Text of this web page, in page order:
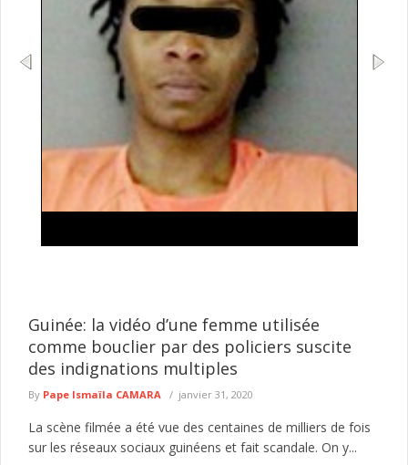
Guinée: la vidéo d’une femme utilisée
comme bouclier par des policiers suscite
des indignations multiples
By Pape Ismaïla CAMARA janvier 31, 2020
La scène filmée a été vue des centaines de milliers de fois
sur les réseaux sociaux guinéens et fait scandale. On y...